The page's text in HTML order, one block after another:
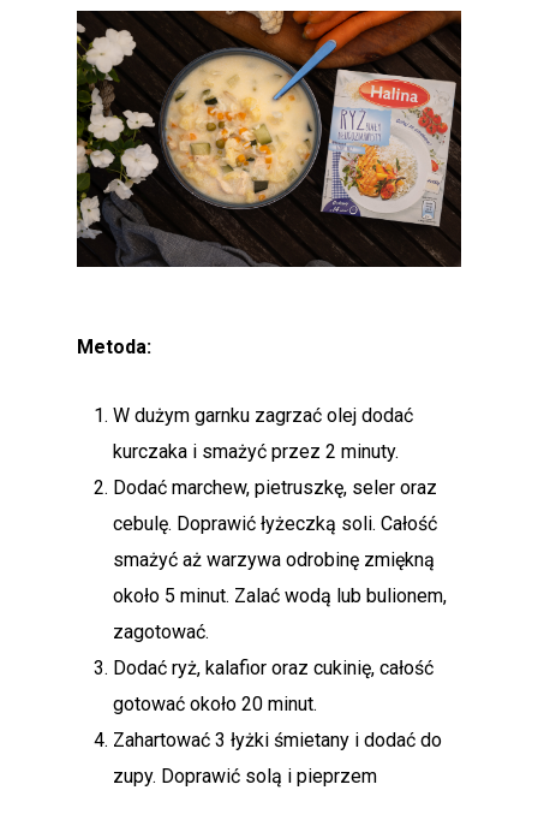
Metoda:
W dużym garnku zagrzać olej dodać
kurczaka i smażyć przez 2 minuty.
Dodać marchew, pietruszkę, seler oraz
cebulę. Doprawić łyżeczką soli. Całość
smażyć aż warzywa odrobinę zmiękną
około 5 minut. Zalać wodą lub bulionem,
zagotować.
Dodać ryż, kalafior oraz cukinię, całość
gotować około 20 minut.
Zahartować 3 łyżki śmietany i dodać do
zupy. Doprawić solą i pieprzem